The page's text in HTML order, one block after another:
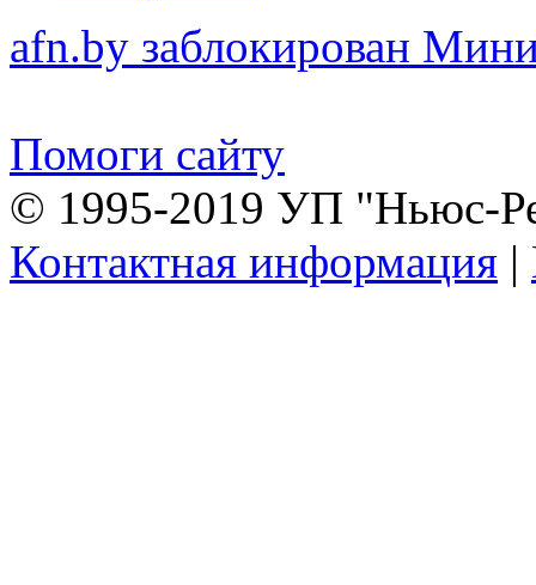
afn.by заблокирован
Помоги сайту
© 1995-2019 УП "Ньюс-
Контактная информация |